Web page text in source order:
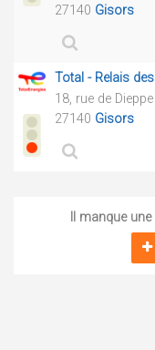
27140 Gisors
Total - Relais
18, rue de
27140 Gisors
Il manque